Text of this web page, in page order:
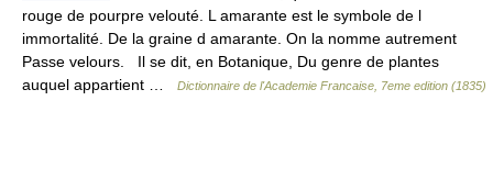
rouge de pourpre velouté. L amarante est le symbole de l
immortalité. De la graine d amarante. On la nomme autrement
Passe velours. Il se dit, en Botanique, Du genre de plantes
auquel appartient …
Dictionnaire de l'Academie Francaise, 7eme edition (1835)